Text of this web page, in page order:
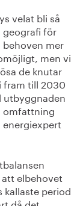
velat bli så
geografi för
mer
men vi
de knutar
fram till 2030
utbyggnaden
omfattning
energiexpert
elbehovet
period